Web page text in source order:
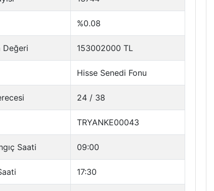
%0.08
Değeri 153002000 TL
Hisse Senedi Fonu
24 / 38
TRYANKE00043
Saati 09:00
17:30